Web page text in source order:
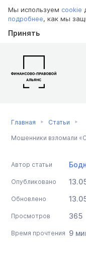
Мы используем cookie
подробнее, как мы
Принять
Главная Статьи
Мошенники взломали
Автор статьи
Опубликовано
Обновлено
Просмотров 365
Время прочтения 9